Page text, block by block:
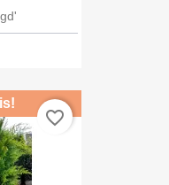
favorite_border